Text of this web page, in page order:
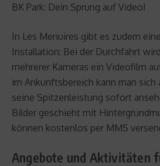
BK Park: Dein Sprung auf Video!
In Les Menuires gibt es zudem
Installation: Bei der Durchfahrt
mehrerer Kameras ein Videofilm
im Ankunftsbereich kann man
seine Spitzenleistung sofort
Bilder geschieht mit
können kostenlos per MMS
Angebote und Aktivitäten